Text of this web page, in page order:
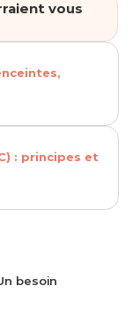
vous
: principes et
besoin